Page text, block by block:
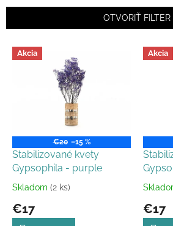
p
o
OTVORIŤ FILTER
V
o
d
u
o
Akcia
€20 –15 %
Stabilizované kvety
Gypsophila - purple
Priemerné
produktu
Skladom (2 ks)
€17
Akcia
produktu
€17